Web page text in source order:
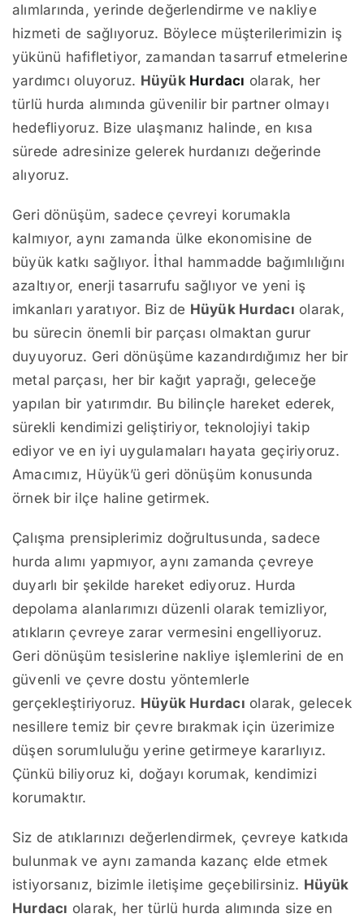
alımlarında, yerinde değerlendirme ve nakliye
hizmeti de sağlıyoruz. Böylece müşterilerimizin iş
yükünü hafifletiyor, zamandan tasarruf etmelerine
yardımcı oluyoruz. Hüyük Hurdacı olarak, her
türlü hurda alımında güvenilir bir partner olmayı
hedefliyoruz. Bize ulaşmanız halinde, en kısa
sürede adresinize gelerek hurdanızı değerinde
alıyoruz.
Geri dönüşüm, sadece çevreyi korumakla
kalmıyor, aynı zamanda ülke ekonomisine de
büyük katkı sağlıyor. İthal hammadde bağımlılığını
azaltıyor, enerji tasarrufu sağlıyor ve yeni iş
imkanları yaratıyor. Biz de Hüyük Hurdacı olarak,
bu sürecin önemli bir parçası olmaktan gurur
duyuyoruz. Geri dönüşüme kazandırdığımız her bir
metal parçası, her bir kağıt yaprağı, geleceğe
yapılan bir yatırımdır. Bu bilinçle hareket ederek,
sürekli kendimizi geliştiriyor, teknolojiyi takip
ediyor ve en iyi uygulamaları hayata geçiriyoruz.
Amacımız, Hüyük’ü geri dönüşüm konusunda
örnek bir ilçe haline getirmek.
Çalışma prensiplerimiz doğrultusunda, sadece
hurda alımı yapmıyor, aynı zamanda çevreye
duyarlı bir şekilde hareket ediyoruz. Hurda
depolama alanlarımızı düzenli olarak temizliyor,
atıkların çevreye zarar vermesini engelliyoruz.
Geri dönüşüm tesislerine nakliye işlemlerini de en
güvenli ve çevre dostu yöntemlerle
gerçekleştiriyoruz. Hüyük Hurdacı olarak, gelecek
nesillere temiz bir çevre bırakmak için üzerimize
düşen sorumluluğu yerine getirmeye kararlıyız.
Çünkü biliyoruz ki, doğayı korumak, kendimizi
korumaktır.
Siz de atıklarınızı değerlendirmek, çevreye katkıda
bulunmak ve aynı zamanda kazanç elde etmek
istiyorsanız, bizimle iletişime geçebilirsiniz. Hüyük
Hurdacı olarak, her türlü hurda alımında size en